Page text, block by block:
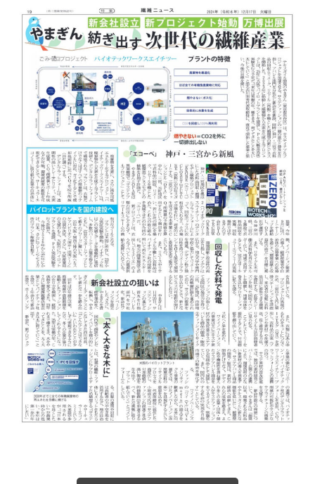
ニュース
資料請求
お問い合わせ
利用規約 プライバシーポリシー